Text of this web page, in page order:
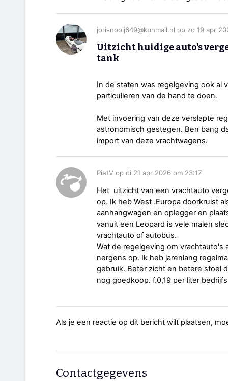
jorisnooij649@kpnmail.nl op zo 19 apr
Uitzicht huidige auto's
tank
In de staten was regelgeving ook al
particulieren van de hand te doen.
Met invoering van deze verslapte
astronomisch gestegen. Ben bang
import van deze vrachtwagens.
PietV op di 21 apr 2026 om 23:17
Het uitzicht van een vrachtauto
op. Ik heb West .Europa doorkruist
aanhangwagen en oplegger en
vanuit een Leopard is vele malen
vrachtauto of autobus.
Wat de regelgeving om vrachtauto's
nergens op. Ik heb jarenlang
gebruik. Beter zicht en betere stoel
nog goedkoop. f.0,19 per liter
Als je een reactie op dit bericht wilt plaatsen,
Contactgegevens